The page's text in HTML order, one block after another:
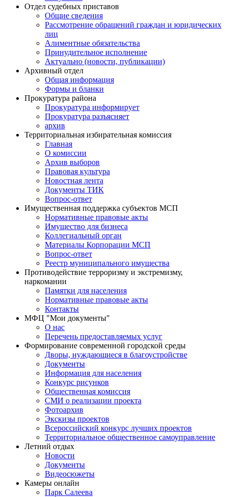
Отдел судебных приставов
Общие сведения
Рассмотрение обращений граждан и юридических
лиц
Алиментные обязательства
Принудительное исполнение
Актуально (новости, публикации)
Архивный отдел
Общая информация
Формы и бланки
Прокуратура района
Прокуратура информирует
Прокуратура разъясняет
архив
Территориальная избирательная комиссия
Главная
О комиссии
Архив выборов
Правовая культура
Новостная лента
Документы ТИК
Вопрос-ответ
Имущественная поддержка субъектов МСП
Нормативные правовые акты
Имущество для бизнеса
Коллегиальный орган
Материалы Корпорации МСП
Вопрос-ответ
Реестр муниципального имущества
Противодействие терроризму и экстремизму,
наркомании
Памятки для населения
Нормативные правовые акты
Контакты
МФЦ "Мои документы"
О нас
Перечень предоставляемых услуг
Формирование современной городской среды
Дворы, нуждающиеся в благоустройстве
Документы
Информация для населения
Конкурс рисунков
Общественная комиссия
СМИ о реализации проекта
Фотоархив
Экскизы проектов
Всероссийский конкурс лучших проектов
Территориальное общественное самоуправление
Летний отдых
Новости
Документы
Видеосюжеты
Камеры онлайн
Парк Салеева